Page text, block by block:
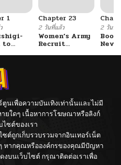
12/15/2025
11/05/2025
10/23/2025
10/16/2025
1
to
Chapter 23
2 วันที่แล้ว
Women’s Army
Recruit
2 วันที่แ
นเพื่อความบันเทิงเท่านั้นและไม่มี
ยใดๆ เนื้อหาการโฆษณาหรือลิงก์
ซต์ของเรา
ต์ถูกเก็บรวบรวมจากอินเทอร์เน็ต
หากคุณหรือองค์กรของคุณมีปัญหา
งบนเว็บไซต์ กรุณาติดต่อเราเพื่อ